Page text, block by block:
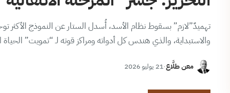
تهميدٌ”لازم” بسقوط نظام الأسد، أُسدل الستار عن النموذج الأكثر
والاستبداية، والذي هندس كل أدواته ومراكز قوته لـ “تمويت”
معن طلَّاع·21 يوليو 2026